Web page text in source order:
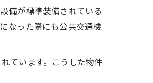
備が標準装備されている
なった際にも公共交通機
ています。こうした物件